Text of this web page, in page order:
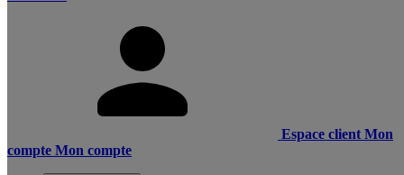
Espace client Mon
compte Mon compte